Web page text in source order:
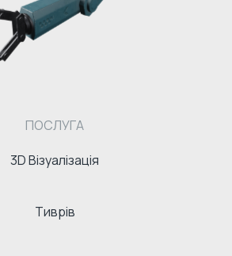
ПОСЛУГА
3D Візуалізація
Тиврів